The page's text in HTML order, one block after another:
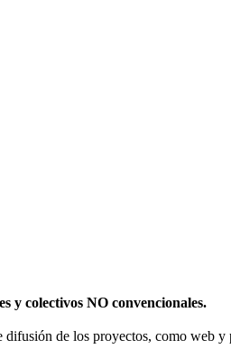
y colectivos NO convencionales.
difusión de los proyectos, como web